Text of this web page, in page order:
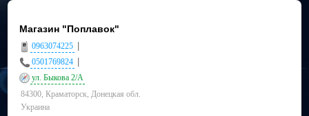
Магазин "Поплавок"
0963074225
0501769824
ул. Быкова 2/А
84300, Краматорск, Донецкая обл.
Украина